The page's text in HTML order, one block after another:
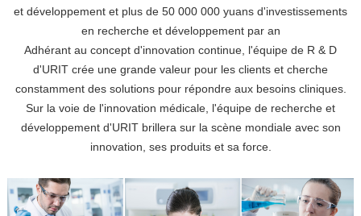
et développement et plus de 50 000 000 yuans d'investissements
en recherche et développement par an
Adhérant au concept d'innovation continue, l'équipe de R & D
d'URIT crée une grande valeur pour les clients et cherche
constamment des solutions pour répondre aux besoins cliniques.
Sur la voie de l'innovation médicale, l'équipe de recherche et
développement d'URIT brillera sur la scène mondiale avec son
innovation, ses produits et sa force.